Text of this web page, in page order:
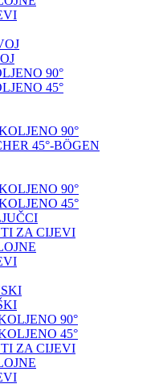
90°
45°
90°
45°-BÖGEN
90°
45°
ZA CIJEVI
90°
45°
ZA CIJEVI